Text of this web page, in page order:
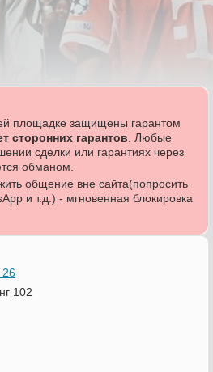
площадке защищены гарантом
сторонних гарантов . Любые
сделки или гарантиях через
обманом.
общение вне сайта(попросить
и т.д.) - мгновенная блокировка
26
102